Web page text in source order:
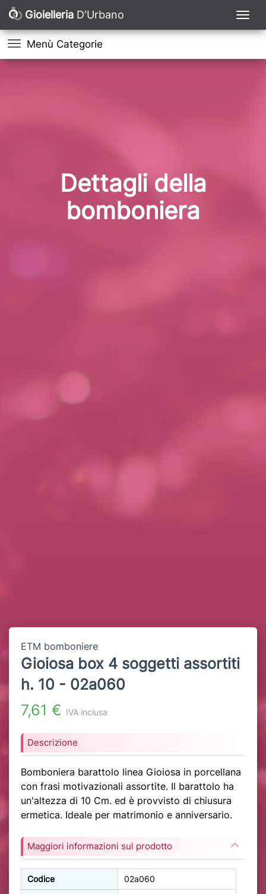
Gioielleria D'Urbano
Menù Categorie
Dettagli della
bomboniera
ETM bomboniere
Gioiosa box 4 soggetti assortiti
h. 10 - 02a060
7,61 € IVA inclusa
Descrizione
Bomboniera barattolo linea Gioiosa in porcellana
con frasi motivazionali assortite. Il barattolo ha
un'altezza di 10 Cm. ed è provvisto di chiusura
ermetica. Ideale per matrimonio e anniversario.
Maggiori informazioni sul prodotto
Codice 02a060